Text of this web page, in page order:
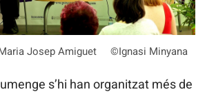
Josep Amiguet ©Ignasi Minyana
s’hi han organitzat més de